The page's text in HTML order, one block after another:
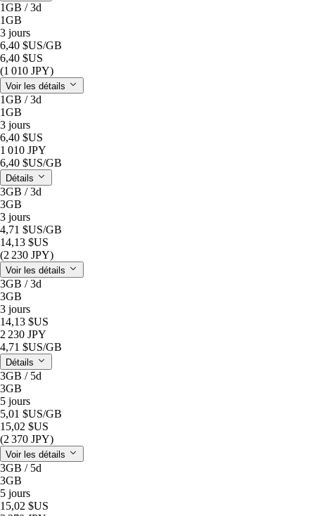
1GB / 3d
1GB
3 jours
6,40 $US/GB
6,40 $US
(1 010 JPY)
Voir les détails
1GB / 3d
1GB
3 jours
6,40 $US
1 010 JPY
6,40 $US/GB
Détails
3GB / 3d
3GB
3 jours
4,71 $US/GB
14,13 $US
(2 230 JPY)
Voir les détails
3GB / 3d
3GB
3 jours
14,13 $US
2 230 JPY
4,71 $US/GB
Détails
3GB / 5d
3GB
5 jours
5,01 $US/GB
15,02 $US
(2 370 JPY)
Voir les détails
3GB / 5d
3GB
5 jours
15,02 $US